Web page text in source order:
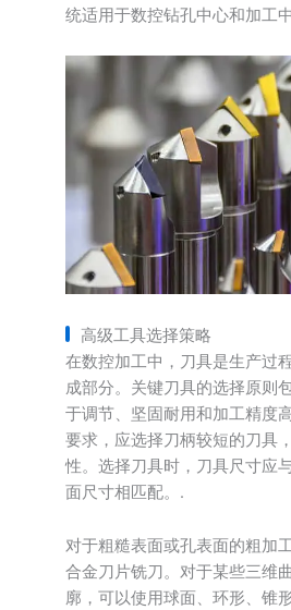
统适用于数控钻孔中心和加工中
高级工具选择策略
在数控加工中，刀具是生产过
成部分。关键刀具的选择原则
于调节、坚固耐用和加工精度
要求，应选择刀柄较短的刀具
性。选择刀具时，刀具尺寸应
面尺寸相匹配。.
对于粗糙表面或孔表面的粗加
合金刀片铣刀。对于某些三维
廓，可以使用球面、环形、锥